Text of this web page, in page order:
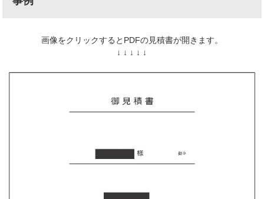
画像をクリックするとPDFの見積書が開きます。
↓ ↓ ↓ ↓ ↓